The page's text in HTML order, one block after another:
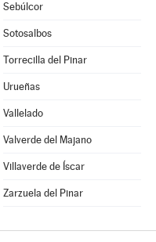
Sebúlcor
Sotosalbos
Torrecilla del Pinar
Urueñas
Vallelado
Valverde del Majano
Villaverde de Íscar
Zarzuela del Pinar